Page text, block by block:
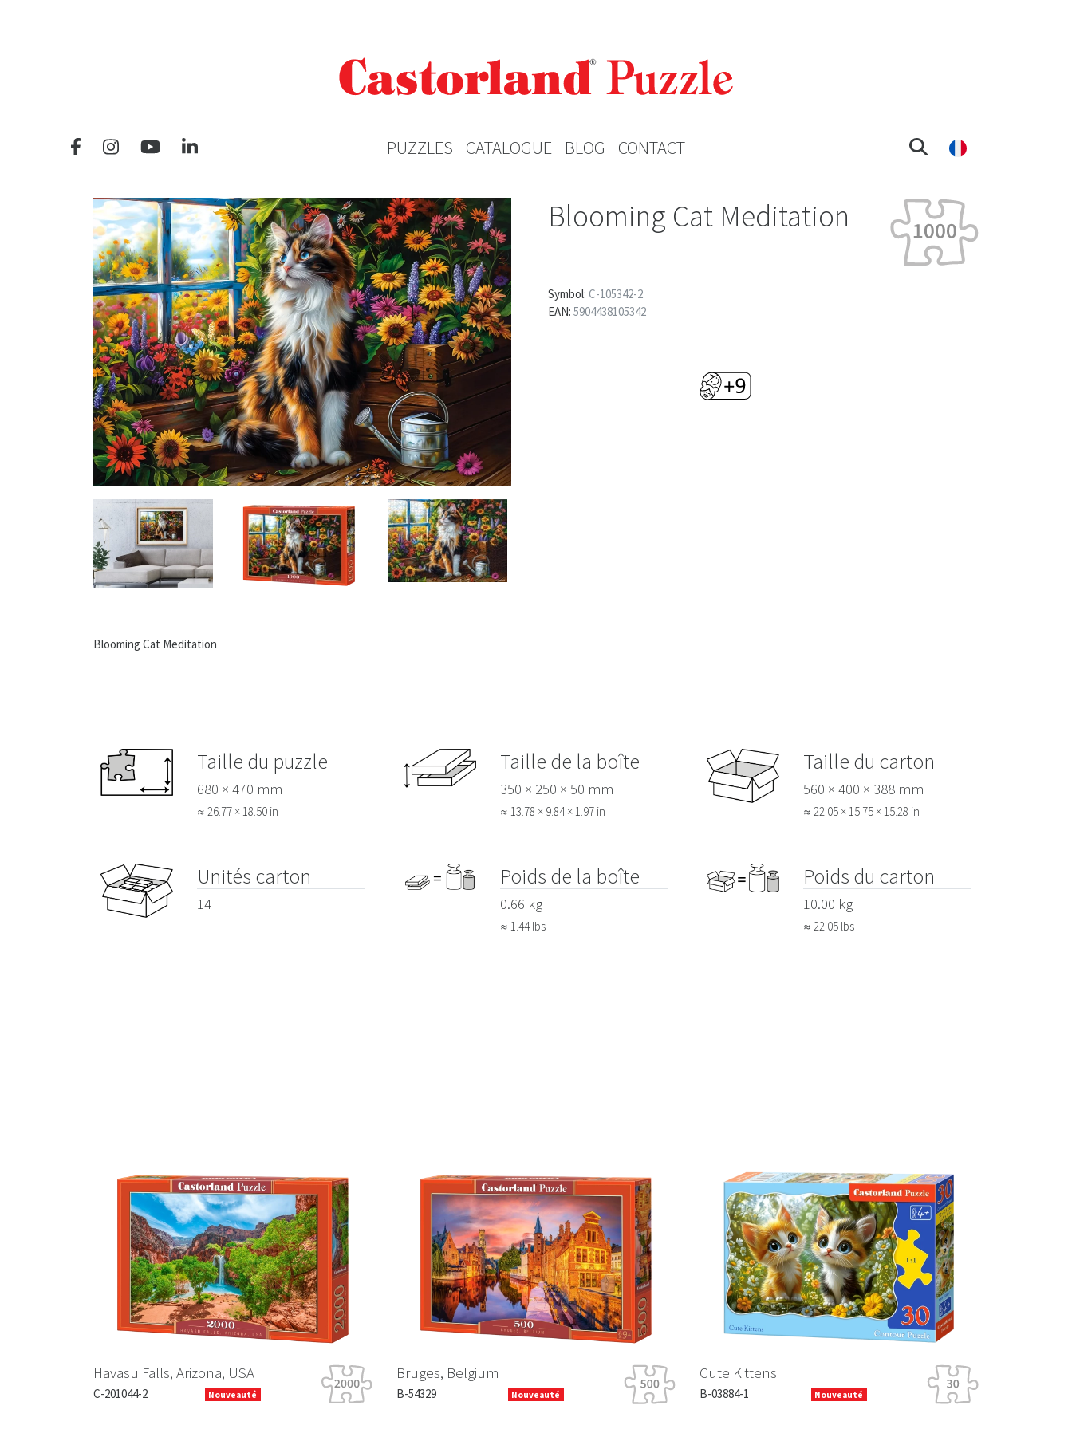
PUZZLES CATALOGUE BLOG CONTACT
Blooming Cat Meditation
Symbol: C-105342-2
EAN: 5904438105342
Blooming Cat Meditation
Taille du puzzle
680 × 470 mm
≈ 26.77 × 18.50 in
Taille de la boîte
350 × 250 × 50 mm
≈ 13.78 × 9.84 × 1.97 in
Taille du carton
560 × 400 × 388 mm
≈ 22.05 × 15.75 × 15.28 in
Unités carton
14
Poids de la boîte
0.66 kg
≈ 1.44 lbs
Poids du carton
10.00 kg
≈ 22.05 lbs
Havasu Falls, Arizona, USA
C-201044-2 Nouveauté
Bruges, Belgium
B-54329 Nouveauté
Cute Kittens
B-03884-1 Nouveauté
Previous